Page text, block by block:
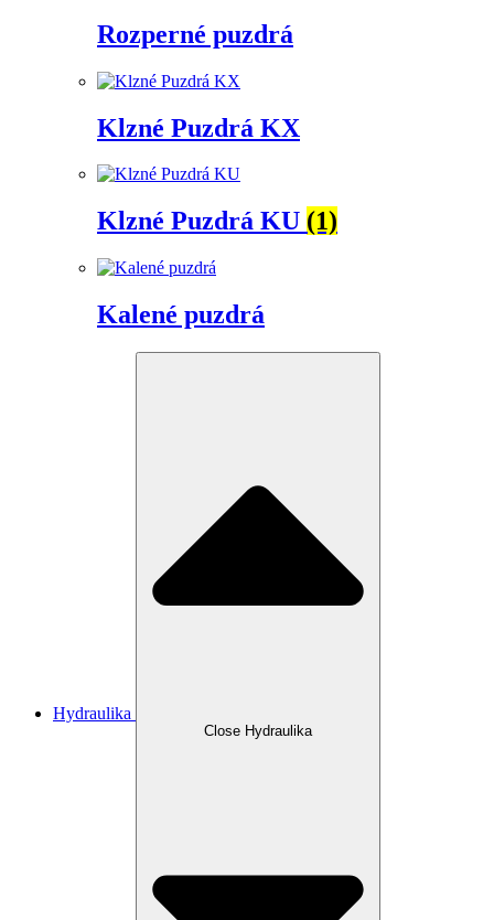
Rozperné puzdrá
Klzné Puzdrá KX
Klzné Puzdrá KU (1)
Kalené puzdrá
Hydraulika
Close Hydraulika